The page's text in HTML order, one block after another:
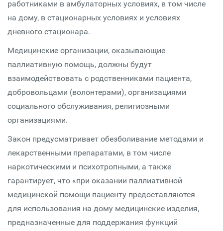
работниками в амбулаторных условиях, в том числе
на дому, в стационарных условиях и условиях
дневного стационара.
Медицинские организации, оказывающие
паллиативную помощь, должны будут
взаимодействовать с родственниками пациента,
добровольцами (волонтерами), организациями
социального обслуживания, религиозными
организациями.
Закон предусматривает обезболивание методами и
лекарственными препаратами, в том числе
наркотическими и психотропными, а также
гарантирует, что «при оказании паллиативной
медицинской помощи пациенту предоставляются
для использования на дому медицинские изделия,
предназначенные для поддержания функций